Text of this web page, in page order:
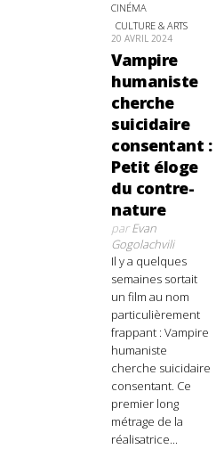
CINÉMA
CULTURE & ARTS
20 AVRIL 2024
Vampire
humaniste
cherche
suicidaire
consentant :
Petit éloge
du contre-
nature
parEvan
Gogolachvili
Il y a quelques
semaines sortait
un film au nom
particulièrement
frappant : Vampire
humaniste
cherche suicidaire
consentant. Ce
premier long
métrage de la
réalisatrice...